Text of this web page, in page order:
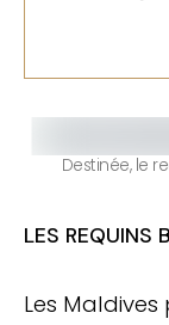
Destinée, le
LES REQUINS
Les